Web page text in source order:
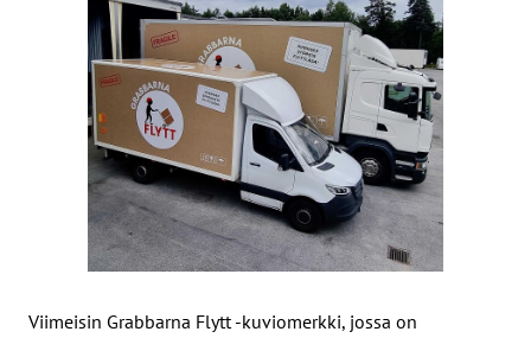
Viimeisin Grabbarna Flytt -kuviomerkki, jossa on